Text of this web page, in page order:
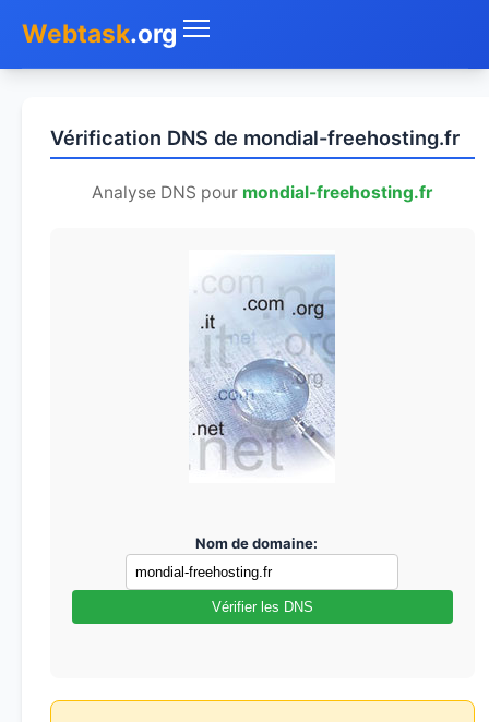
Webtask.org
Whois
Vérification DNS de mondial-freehosting.fr
Analyse DNS pour mondial-freehosting.fr
Nom de domaine:
Vérifier les DNS